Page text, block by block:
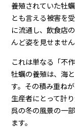
養殖されていた牡
とも言える被害を
に流通し、飲食店
んど姿を見せません
これは単なる「不
牡蠣の養殖は、海
す。その積み重ね
生産者にとって計
呉の冬の風景の一
ます。